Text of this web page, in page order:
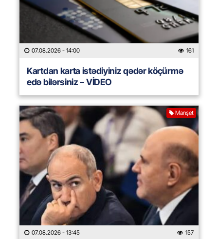
07.08.2026 - 14:00 161
Kartdan karta istədiyiniz qədər köçürmə
edə bilərsiniz – VİDEO
Manşet
07.08.2026 - 13:45 157